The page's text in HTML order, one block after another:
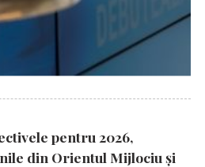
pentru 2026,
din Orientul Mijlociu și